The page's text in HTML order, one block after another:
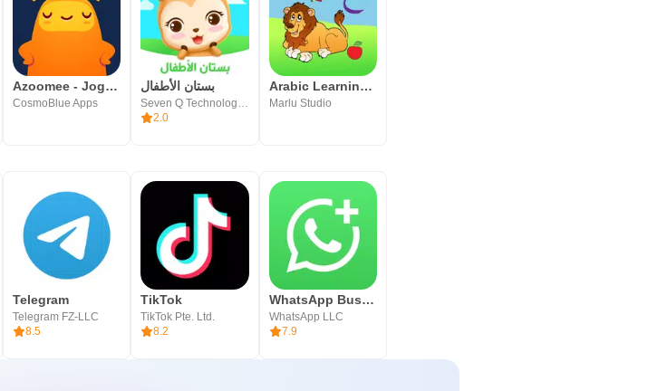
Azoomee - Jogos e vídeos
CosmoBlue Apps
بستان الأطفال
Seven Q Technology FZ LLC
2.0
Arabic Learning For Kids
Marlu Studio
Telegram
Telegram FZ-LLC
8.5
TikTok
TikTok Pte. Ltd.
8.2
WhatsApp Business
WhatsApp LLC
7.9